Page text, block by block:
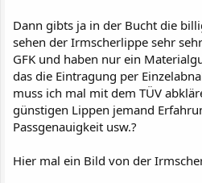
Dann gibts ja in der Bucht die
sehen der Irmscherlippe sehr
GFK und haben nur ein
das die Eintragung per
muss ich mal mit dem TÜV
günstigen Lippen jemand
Passgenauigkeit usw.?
Hier mal ein Bild von der